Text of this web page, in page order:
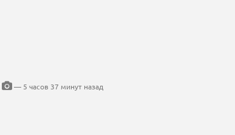
— 5 часов 37 минут назад